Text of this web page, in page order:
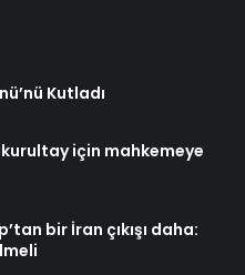
Kutladı
için mahkemeye
bir İran çıkışı daha: